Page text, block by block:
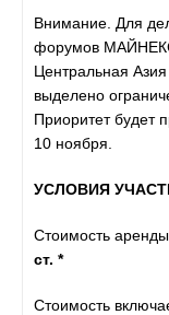
Внимание. Для
форумов
Центральная
выделено
Приоритет будет
10 ноября.
УСЛОВИЯ
Стоимость
ст. *
Стоимость